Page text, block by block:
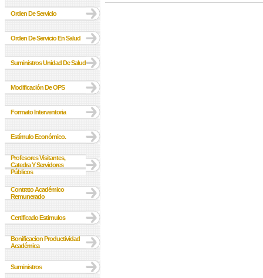
Orden De Servicio
Orden De Servicio En Salud
Suministros Unidad De Salud
Modificación De OPS
Formato Interventoria
Estímulo Económico.
Profesores Visitantes,
Catedra Y Servidores
Públicos
Contrato Académico
Remunerado
Certificado Estimulos
Bonificacion Productividad
Académica
Suministros